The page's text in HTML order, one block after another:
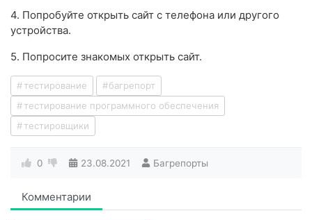
4. Попробуйте открыть сайт с телефона или другого
устройства.
5. Попросите знакомых открыть сайт.
тестирование
багрепорт
тестирование программного обеспечения
тестировщики
0 23.08.2021 Багрепорты
Комментарии